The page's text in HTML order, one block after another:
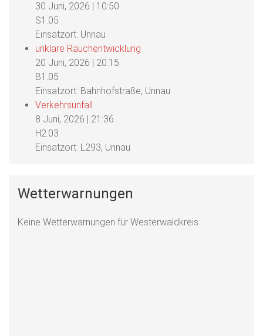
30 Juni, 2026 | 10:50
S1.05
Einsatzort: Unnau
unklare Rauchentwicklung
20 Juni, 2026 | 20:15
B1.05
Einsatzort: Bahnhofstraße, Unnau
Verkehrsunfall
8 Juni, 2026 | 21:36
H2.03
Einsatzort: L293, Unnau
Wetterwarnungen
Keine Wetterwarnungen für Westerwaldkreis